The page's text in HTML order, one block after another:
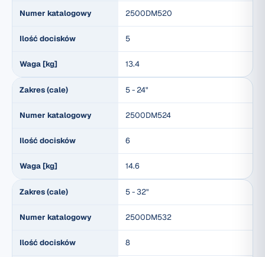
Numer katalogowy 2500DM520
Ilość docisków 5
Waga [kg] 13.4
Zakres (cale) 5 - 24"
Numer katalogowy 2500DM524
Ilość docisków 6
Waga [kg] 14.6
Zakres (cale) 5 - 32"
Numer katalogowy 2500DM532
Ilość docisków 8